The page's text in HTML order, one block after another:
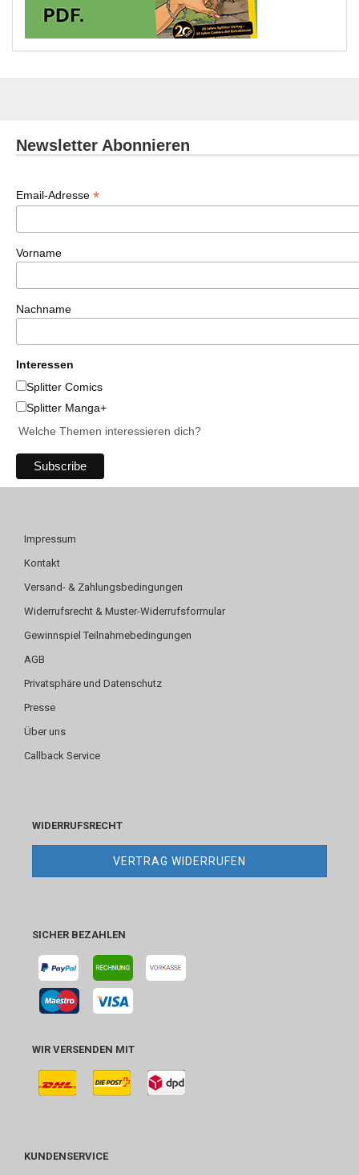
Newsletter Abonnieren
Email-Adresse *
Vorname
Nachname
Interessen
Splitter Comics
Splitter Manga+
Welche Themen interessieren dich?
Impressum
Kontakt
Versand- & Zahlungsbedingungen
Widerrufsrecht & Muster-Widerrufsformular
Gewinnspiel Teilnahmebedingungen
AGB
Privatsphäre und Datenschutz
Presse
Über uns
Callback Service
WIDERRUFSRECHT
VERTRAG WIDERRUFEN
SICHER BEZAHLEN
WIR VERSENDEN MIT
KUNDENSERVICE